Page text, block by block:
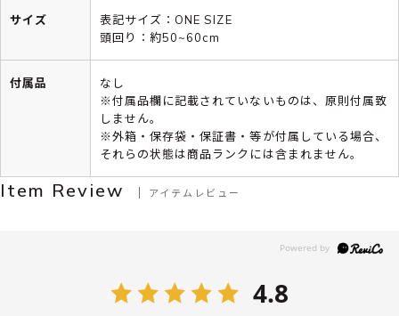
サイズ
表記サイズ：ONE SIZE
頭回り：約50~60cm
付属品
なし
※付属品欄に記載されていないものは、原則付属致
しません。
※外箱・保存袋・保証書・等が付属している場合、
それらの状態は商品ランクには含まれません。
Item Review アイテムレビュー
4.8